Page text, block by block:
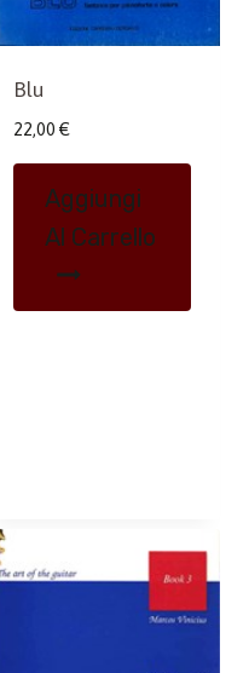
Blu
22,00 €
Aggiungi
Al Carrello